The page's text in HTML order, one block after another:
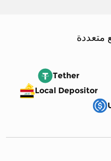
Tether
Local Depositor